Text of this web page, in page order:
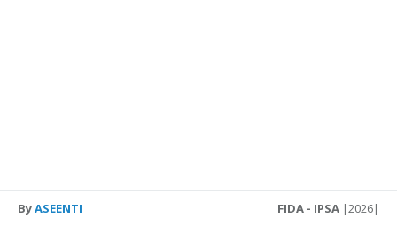
ByASEENTI FIDA - IPSA |2026|